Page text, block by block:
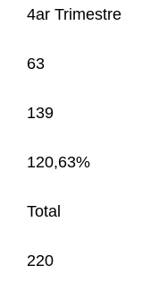
4ar Trimestre
63
139
120,63%
Total
220